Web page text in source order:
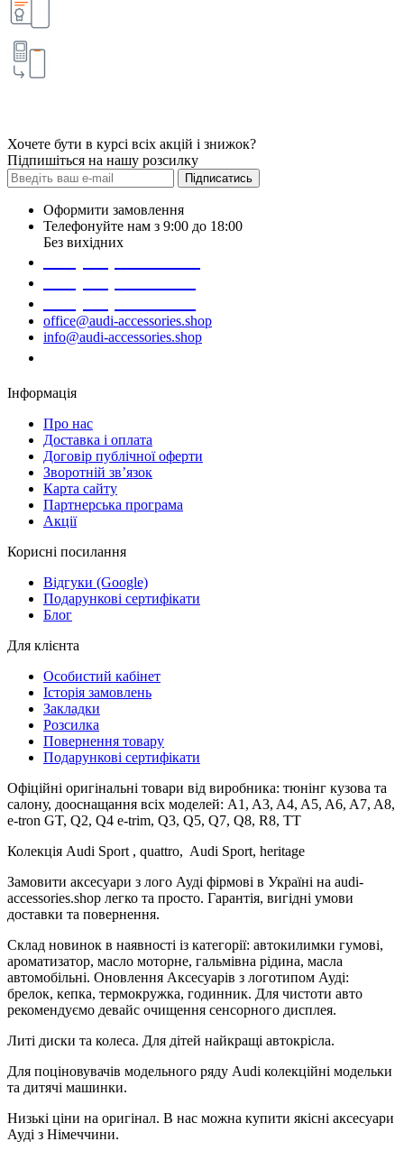
Хочете бути в курсі всіх акцій і знижок?
Підпишіться на нашу розсилку
Підписатись
Оформити замовлення
Телефонуйте нам з 9:00 до 18:00
Без вихідних
office@audi-accessories.shop
info@audi-accessories.shop
Інформація
Про нас
Доставка і оплата
Договір публічної оферти
Зворотній зв’язок
Карта сайту
Партнерська програма
Акції
Корисні посилання
Відгуки (Google)
Подарункові сертифікати
Блог
Для клієнта
Особистий кабінет
Історія замовлень
Закладки
Розсилка
Повернення товару
Подарункові сертифікати
Офіційні оригінальні товари від виробника: тюнінг кузова та
салону, дооснащання всіх моделей: A1, A3, A4, A5, A6, A7, A8,
e-tron GT, Q2, Q4 e-trim, Q3, Q5, Q7, Q8, R8, TT
Колекція Audi Sport , quattro, Audi Sport, heritage
Замовити аксесуари з лого Ауді фірмові в Україні на audi-
accessories.shop легко та просто. Гарантія, вигідні умови
доставки та повернення.
Склад новинок в наявності із категорії: автокилимки гумові,
ароматизатор, масло моторне, гальмівна рідина, масла
автомобільні. Оновлення Аксесуарів з логотипом Ауді:
брелок, кепка, термокружка, годинник. Для чистоти авто
рекомендуємо девайс очищення сенсорного дисплея.
Литі диски та колеса. Для дітей найкращі автокрісла.
Для поціновувачів модельного ряду Audi колекційні модельки
та дитячі машинки.
Низькі ціни на оригінал. В нас можна купити якісні аксесуари
Ауді з Німеччини.